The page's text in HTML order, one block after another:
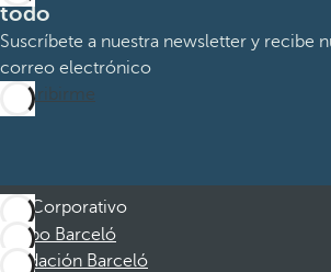
todo
Suscríbete a nuestra newsletter y recibe
correo electrónico
Suscribirme
Corporativo
Grupo Barceló
Fundación Barceló